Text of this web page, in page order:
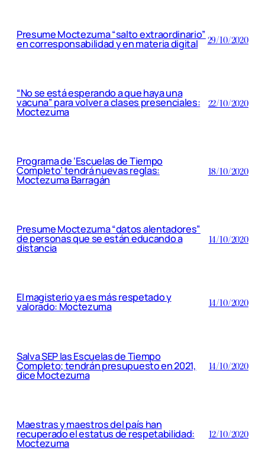
Presume Moctezuma “salto extraordinario”
en corresponsabilidad y en materia digital 29/10/2020
“No se está esperando a que haya una
vacuna” para volver a clases presenciales:
Moctezuma
22/10/2020
Programa de ‘Escuelas de Tiempo
Completo’ tendrá nuevas reglas:
Moctezuma Barragán
18/10/2020
Presume Moctezuma “datos alentadores”
de personas que se están educando a
distancia
14/10/2020
El magisterio ya es más respetado y
valorado: Moctezuma 14/10/2020
Salva SEP las Escuelas de Tiempo
Completo; tendrán presupuesto en 2021,
dice Moctezuma
14/10/2020
Maestras y maestros del país han
recuperado el estatus de respetabilidad:
Moctezuma
12/10/2020